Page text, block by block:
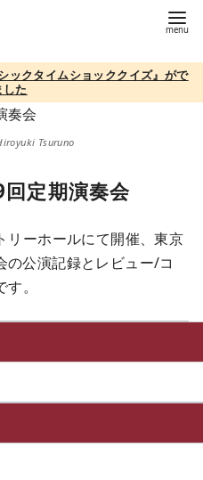
ックタイムショッククイズ』がで
した
Tsuruno
定期演奏会
リーホールにて開催、東京
公演記録とレビュー/コ
。